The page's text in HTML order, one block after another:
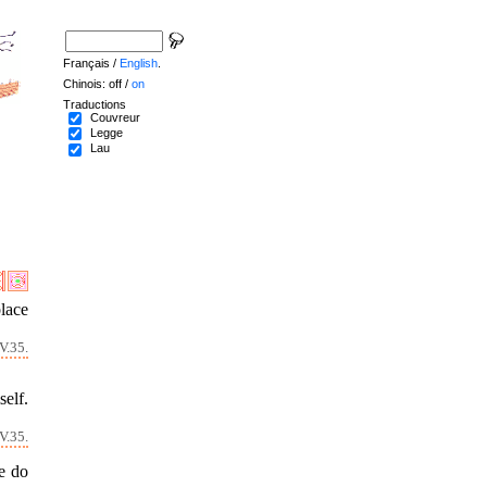
do
Français / English
Chinois: off / on
Traductions
Couvreur
Legge
Lau